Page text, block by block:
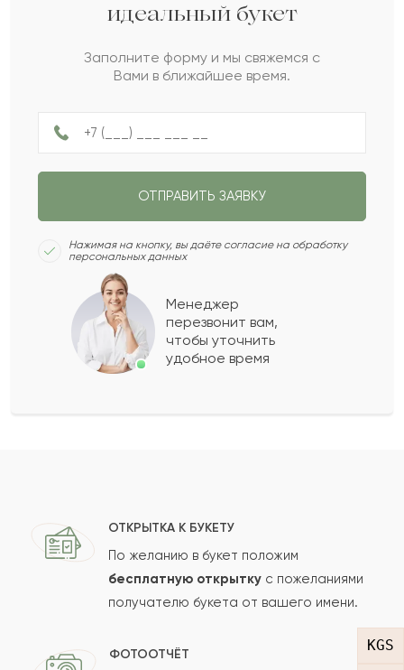
KGS
2022-06-25
Лия
Кларисса
Ж Жазира
Алексий
Показать еще
Ваш e-mail
Отзыв
идеальный букет
Заполните форму и мы свяжемся с
Вами в ближайшее время.
ОТПРАВИТЬ ЗАЯВКУ
Нажимая на кнопку, вы даёте согласие на обработку
персональных данных
Менеджер
перезвонит вам,
чтобы уточнить
удобное время
ОТКРЫТКА К БУКЕТУ
По желанию в букет положим
бесплатную открытку с пожеланиями
получателю букета от вашего имени.
ФОТООТЧЁТ